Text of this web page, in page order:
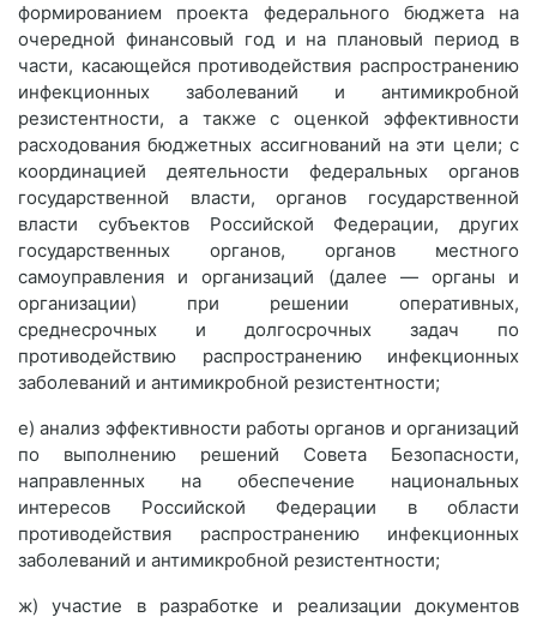
формированием проекта федерального бюджета на
очередной финансовый год и на плановый период в
части, касающейся противодействия распространению
инфекционных заболеваний и антимикробной
резистентности, а также с оценкой эффективности
расходования бюджетных ассигнований на эти цели; с
координацией деятельности федеральных органов
государственной власти, органов государственной
власти субъектов Российской Федерации, других
государственных органов, органов местного
самоуправления и организаций (далее — органы и
организации) при решении оперативных,
среднесрочных и долгосрочных задач по
противодействию распространению инфекционных
заболеваний и антимикробной резистентности;
е) анализ эффективности работы органов и организаций
по выполнению решений Совета Безопасности,
направленных на обеспечение национальных
интересов Российской Федерации в области
противодействия распространению инфекционных
заболеваний и антимикробной резистентности;
ж) участие в разработке и реализации документов